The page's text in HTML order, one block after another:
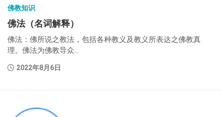
佛教知识
佛法（名词解释）
佛法：佛所说之教法，包括各种教义及教义所表达之佛教真
理。佛法为佛教导众...
2022年8月6日